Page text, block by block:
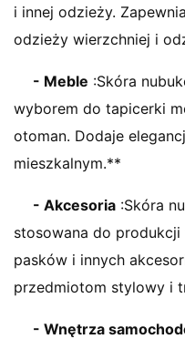
i innej odzieży.
odzieży wierzchniej i
- Meble :Skóra
wyborem do tapicerki
otoman. Dodaje
mieszkalnym.**
- Akcesoria :Skóra
stosowana do
pasków i innych
przedmiotom stylowy i
- Wnętrza